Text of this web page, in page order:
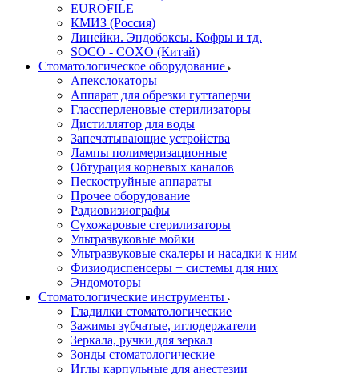
EUROFILE
КМИЗ (Россия)
Линейки. Эндобоксы. Кофры и тд.
SOCO - COXO (Китай)
Стоматологическое оборудование
Апекслокаторы
Аппарат для обрезки гуттаперчи
Глассперленовые стерилизаторы
Дистиллятор для воды
Запечатывающие устройства
Лампы полимеризационные
Обтурация корневых каналов
Пескоструйные аппараты
Прочее оборудование
Радиовизиографы
Сухожаровые стерилизаторы
Ультразвуковые мойки
Ультразвуковые скалеры и насадки к ним
Физиодиспенсеры + системы для них
Эндомоторы
Стоматологические инструменты
Гладилки стоматологические
Зажимы зубчатые, иглодержатели
Зеркала, ручки для зеркал
Зонды стоматологические
Иглы карпульные для анестезии